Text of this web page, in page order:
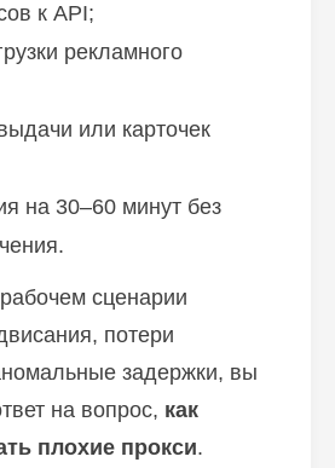
к API;
рекламного
или карточек
на 30–60 минут без
сценарии
потери
задержки, вы
на вопрос, как
плохие прокси.